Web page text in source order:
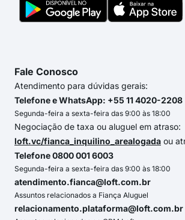
Fale Conosco
Atendimento para dúvidas gerais:
Telefone e WhatsApp: +55 11 4020-2208
Segunda-feira a sexta-feira das 9:00 às 18:00
Negociação de taxa ou aluguel em atraso:
loft.vc/fianca_inquilino_arealogada ou
Telefone 0800 001 6003
Segunda-feira a sexta-feira das 9:00 às 18:00
atendimento.fianca@loft.com.br
Assuntos relacionados a Fiança Aluguel
relacionamento.plataforma@loft.com.br